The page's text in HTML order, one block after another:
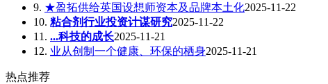
9. ★盈拓供给英国设想师资本及品牌本土化2025-11-22
10. 粘合剂行业投资计谋研究2025-11-22
11. ...科技的成长2025-11-21
12. 业从创制一个健康、环保的栖身2025-11-21
热点推荐